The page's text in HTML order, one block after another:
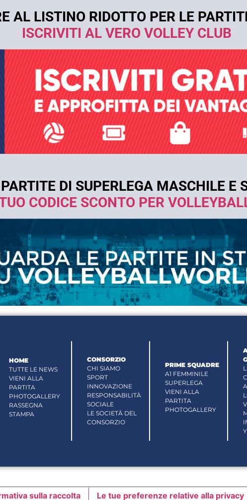
AL LISTINO RIDOTTO PER LE
ISCRIVITI AL VERO VOLLEY CLUB
DI SUPERLEGA MASCHILE E
CODICE SCONTO PER
HOME
TUTTE LE NEWS
VIENI ALLA
PARTITA
PHOTOGALLERY
RASSEGNA
STAMPA
CONSORZIO
CHI SIAMO
SPORT
INNOVAZIONE
RESPONSABILITÀ
SOCIALE
LE SOCIETÀ DEL
CONSORZIO
PRIME SQUADRE
A1 FEMMINILE
SUPERLEGA
VIENI ALLA
PARTITA
PHOTOGALLERY
sulla raccolta Le tue preferenze relative alla privacy